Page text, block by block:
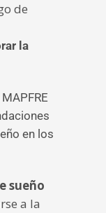
de
la
en los
sueño
a la